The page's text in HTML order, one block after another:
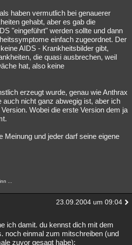
haben vermutlich bei genauerer
gehabt, aber es gab die
"eingeführt" werden sollte und dann
einfach zugeordnet. Der
AIDS - Krankheitsbilder gibt,
die quasi ausbrechen, weil
hat, also keine
erzeugt wurde, genau wie Anthrax
auch nicht ganz abwegig ist, aber ich
Wobei die erste Version dem ja
Meinung und jeder darf seine eigene
...
23.09.2004 um 09:04
ich damit. du kennst dich mit dem
noch einmal zum mitschreiben (und
zuvor gesagt habe):